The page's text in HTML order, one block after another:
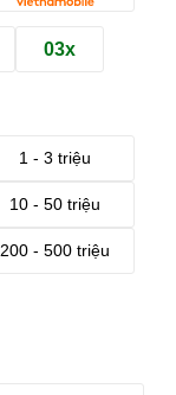
03x
1 - 3 triệu
10 - 50 triệu
200 - 500 triệu